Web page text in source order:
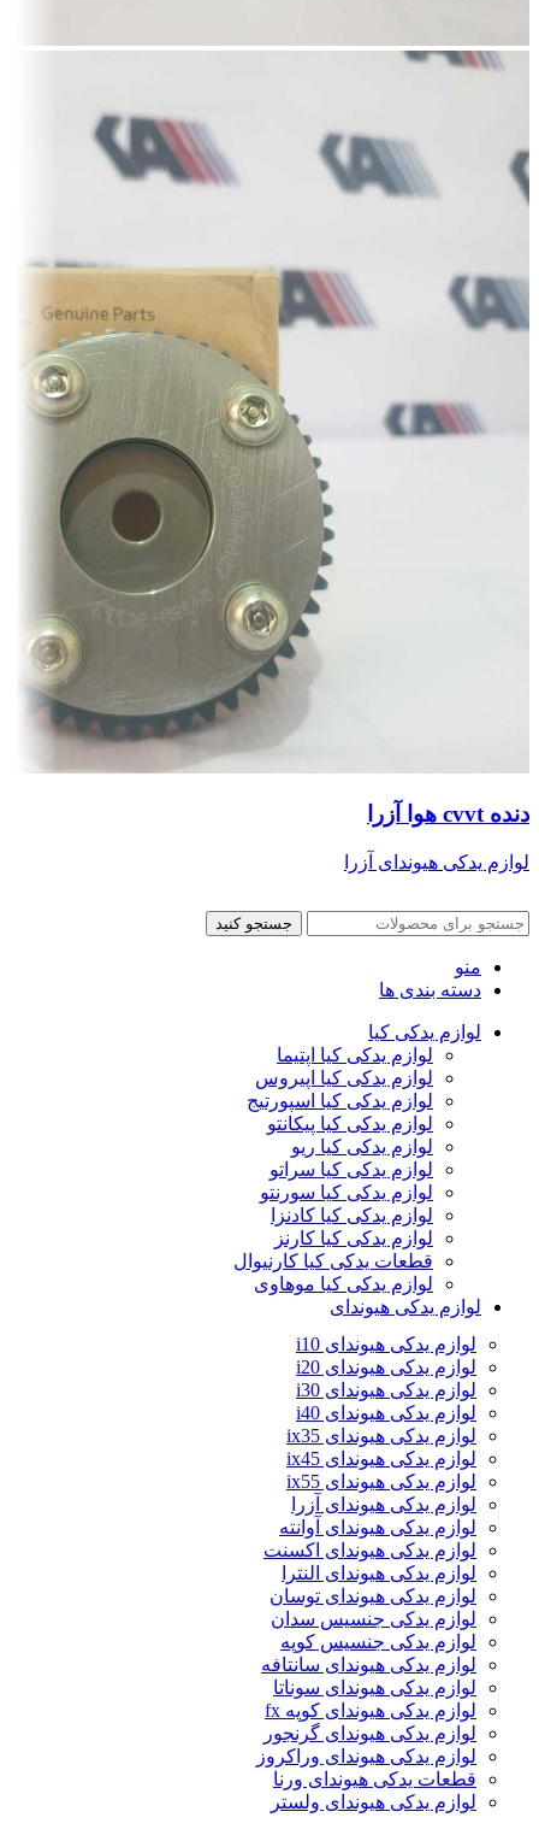
دنده cvvt هوا آزرا
لوازم یدکی هیوندای آزرا
جستجو کنید
منو
دسته بندی ها
لوازم یدکی کیا
لوازم یدکی کیا اپتیما
لوازم یدکی کیا اپیروس
لوازم یدکی کیا اسپورتیج
لوازم یدکی کیا پیکانتو
لوازم یدکی کیا ریو
لوازم یدکی کیا سراتو
لوازم یدکی کیا سورنتو
لوازم یدکی کیا کادنزا
لوازم یدکی کیا کارنز
قطعات یدکی کیا کارنیوال
لوازم یدکی کیا موهاوی
لوازم یدکی هیوندای
لوازم یدکی هیوندای i10
لوازم یدکی هیوندای i20
لوازم یدکی هیوندای i30
لوازم یدکی هیوندای i40
لوازم یدکی هیوندای ix35
لوازم یدکی هیوندای ix45
لوازم یدکی هیوندای ix55
لوازم یدکی هیوندای آزرا
لوازم یدکی هیوندای آوانته
لوازم یدکی هیوندای اکسنت
لوازم یدکی هیوندای النترا
لوازم یدکی هیوندای توسان
لوازم یدکی جنسیس سدان
لوازم یدکی جنسیس کوپه
لوازم یدکی هیوندای سانتافه
لوازم یدکی هیوندای سوناتا
لوازم یدکی هیوندای کوپه fx
لوازم یدکی هیوندای گرنجور
لوازم یدکی هیوندای وراکروز
قطعات یدکی هیوندای ورنا
لوازم یدکی هیوندای ولستر